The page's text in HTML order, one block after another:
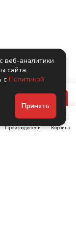
Производители Корзина
веб-аналитики
сайта.
с Политикой
Принять